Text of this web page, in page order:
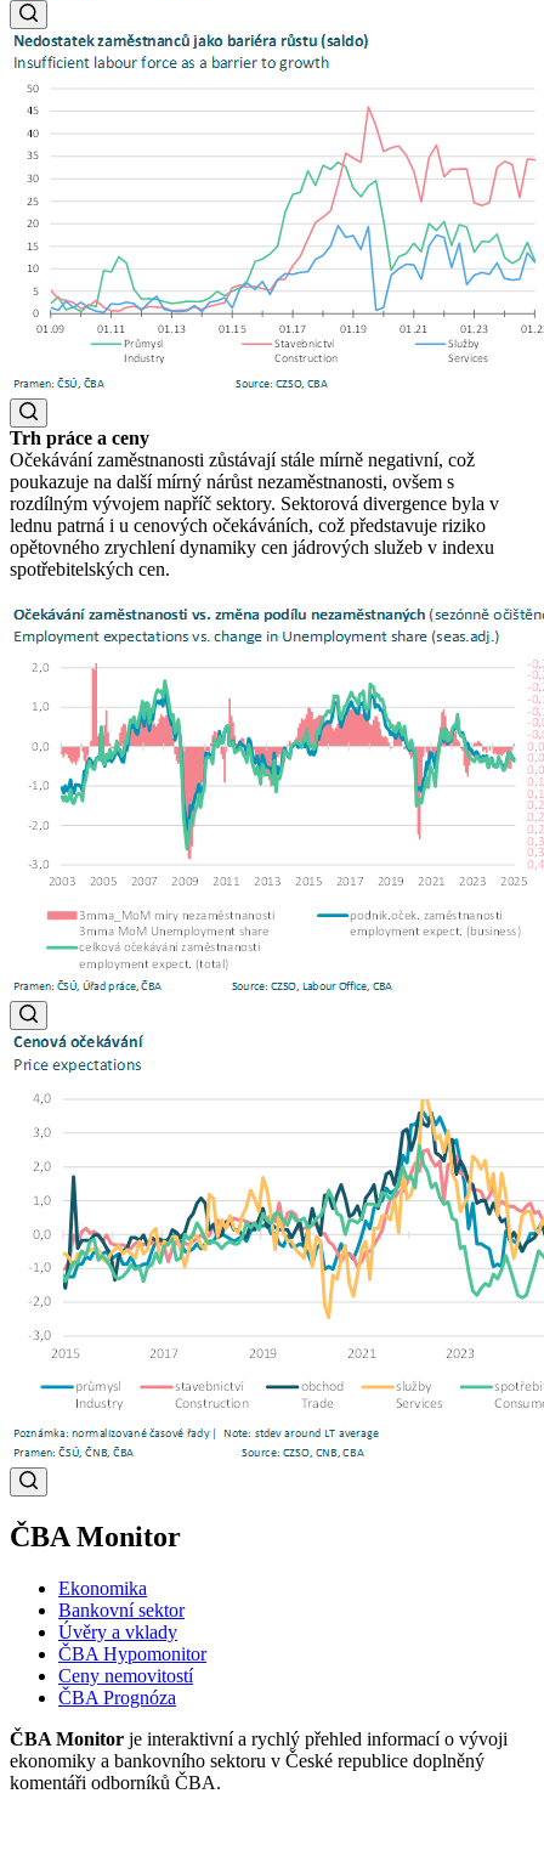
Trh práce a ceny
Očekávání zaměstnanosti zůstávají stále mírně negativní, což
poukazuje na další mírný nárůst nezaměstnanosti, ovšem s
rozdílným vývojem napříč sektory. Sektorová divergence byla v
lednu patrná i u cenových očekáváních, což představuje riziko
opětovného zrychlení dynamiky cen jádrových služeb v indexu
spotřebitelských cen.
ČBA Monitor
Ekonomika
Bankovní sektor
Úvěry a vklady
ČBA Hypomonitor
Ceny nemovitostí
ČBA Prognóza
ČBA Monitor je interaktivní a rychlý přehled informací o vývoji
ekonomiky a bankovního sektoru v České republice doplněný
komentáři odborníků ČBA.